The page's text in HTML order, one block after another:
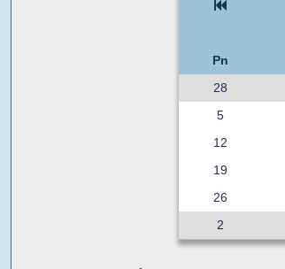
Pn
28
5
12
19
26
2